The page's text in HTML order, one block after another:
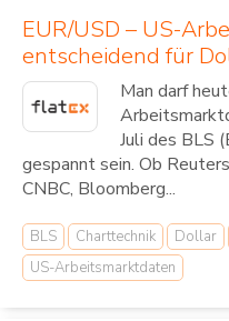
EUR/USD – US-
entscheidend für
Man darf
Juli des BLS
gespannt sein. Ob
CNBC, Bloomberg...
BLS Charttechnik Dollar
US-Arbeitsmarktdaten